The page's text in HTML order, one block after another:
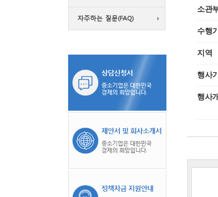
자주하는 질문(FAQ)
소관
수행
지역
행사
행사